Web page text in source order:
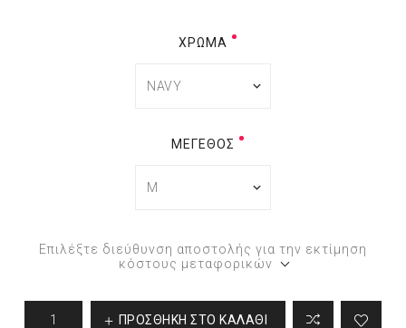
ΧΡΏΜΑ
ΜΈΓΕΘΟΣ
Επιλέξτε διεύθυνση αποστολής για την εκτίμηση
κόστους μεταφορικών
ΠΡΟΣΘΉΚΗ ΣΤΟ ΚΑΛΆΘΙ